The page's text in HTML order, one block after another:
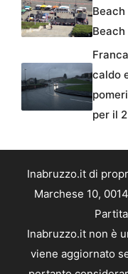
Beach
caldo
per il
Inabruzzo.it di
Marchese 10,
Inabruzzo.it non è
viene aggiornato